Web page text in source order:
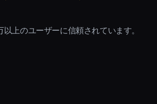
上のユーザーに信頼されています。